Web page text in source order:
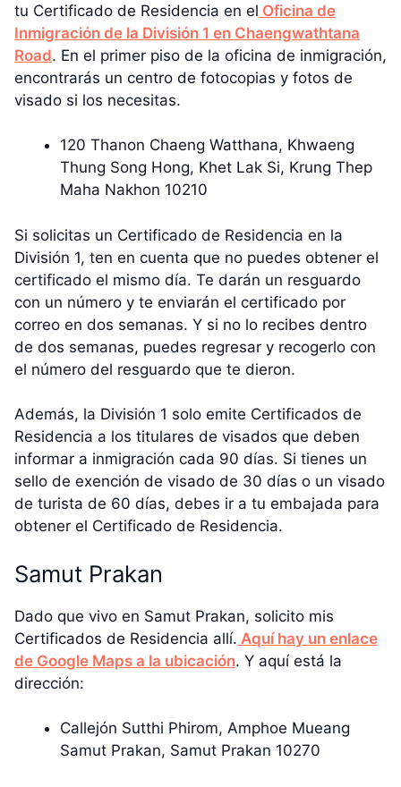
tu Certificado de Residencia en el Oficina de
Inmigración de la División 1 en Chaengwathtana
Road. En el primer piso de la oficina de inmigración,
encontrarás un centro de fotocopias y fotos de
visado si los necesitas.
120 Thanon Chaeng Watthana, Khwaeng
Thung Song Hong, Khet Lak Si, Krung Thep
Maha Nakhon 10210
Si solicitas un Certificado de Residencia en la
División 1, ten en cuenta que no puedes obtener el
certificado el mismo día. Te darán un resguardo
con un número y te enviarán el certificado por
correo en dos semanas. Y si no lo recibes dentro
de dos semanas, puedes regresar y recogerlo con
el número del resguardo que te dieron.
Además, la División 1 solo emite Certificados de
Residencia a los titulares de visados que deben
informar a inmigración cada 90 días. Si tienes un
sello de exención de visado de 30 días o un visado
de turista de 60 días, debes ir a tu embajada para
obtener el Certificado de Residencia.
Samut Prakan
Dado que vivo en Samut Prakan, solicito mis
Certificados de Residencia allí. Aquí hay un enlace
de Google Maps a la ubicación. Y aquí está la
dirección:
Callejón Sutthi Phirom, Amphoe Mueang
Samut Prakan, Samut Prakan 10270